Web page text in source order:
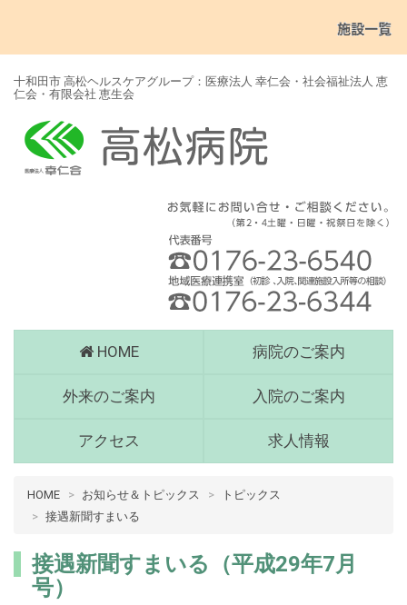
十和田市 高松ヘルスケアグループ：医療法人 幸仁会・社会福祉法人 恵
仁会・有限会社 恵生会
県
和
ニ
HOME 病院のご案内
外来のご案内 入院のご案内
アクセス 求人情報
病
院
護
十
HOME お知らせ＆トピックス
トピックス
接遇新聞すまいる
接遇新聞すまいる（平成29年7月
号）